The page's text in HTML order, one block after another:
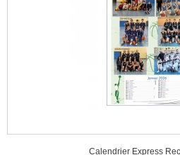
Calendrier Express